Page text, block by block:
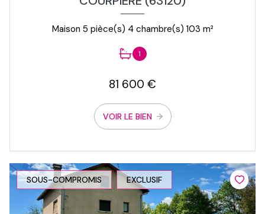
Maison 5 pièce(s) 4 chambre(s) 103 m²
1
81 600 €
VOIR LE BIEN
SOUS-COMPROMIS EXCLUSIF